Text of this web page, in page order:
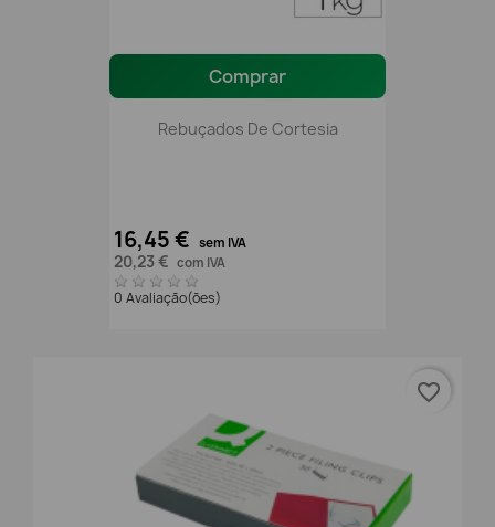
Comprar
Rebuçados De Cortesia
16,45 € sem IVA
20,23 € com IVA
0 Avaliação(ões)
favorite_border